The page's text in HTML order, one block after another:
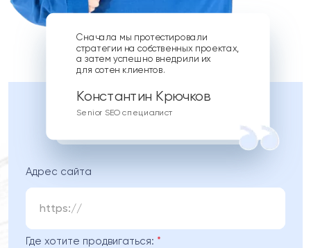
Сначала мы протестировали
стратегии на собственных проектах,
а затем успешно внедрили их
для сотен клиентов.
Senior SEO специалист
Адрес сайта
Где хотите продвигаться: *